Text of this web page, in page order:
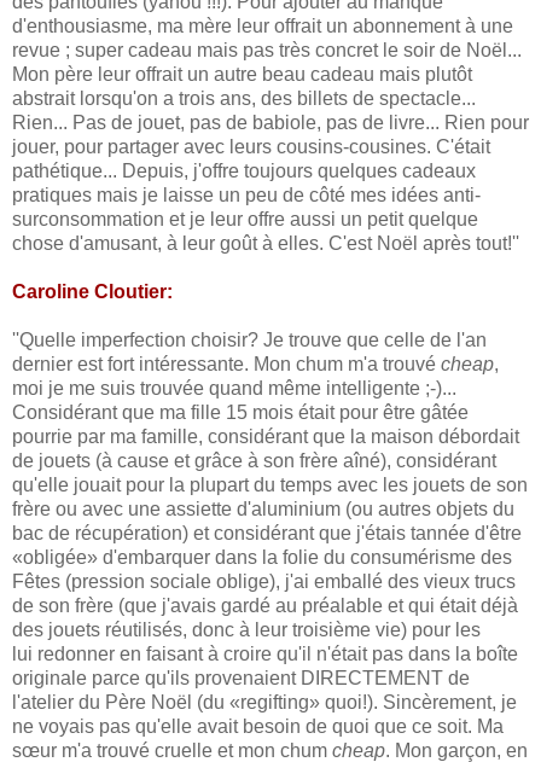
d'enthousiasme, ma mère leur offrait un abonnement à une
revue ; super cadeau mais pas très concret le soir de Noël...
Mon père leur offrait un autre beau cadeau mais plutôt
abstrait lorsqu'on a trois ans, des billets de spectacle...
Rien... Pas de jouet, pas de babiole, pas de livre... Rien pour
jouer, pour partager avec leurs cousins-cousines. C'était
pathétique... Depuis, j'offre toujours quelques cadeaux
pratiques mais je laisse un peu de côté mes idées anti-
surconsommation et je leur offre aussi un petit quelque
chose d'amusant, à leur goût à elles. C'est Noël après tout!''
Caroline Cloutier:
''Quelle imperfection choisir? Je trouve que celle de l'an
dernier est fort intéressante. Mon chum m'a trouvé cheap,
moi je me suis trouvée quand même intelligente ;-)...
Considérant que ma fille 15 mois était pour être gâtée
pourrie par ma famille, considérant que la maison débordait
de jouets (à cause et grâce à son frère aîné), considérant
qu'elle jouait pour la plupart du temps avec les jouets de son
frère ou avec une assiette d'aluminium (ou autres objets du
bac de récupération) et considérant que j'étais tannée d'être
«obligée» d'embarquer dans la folie du consumérisme des
Fêtes (pression sociale oblige), j'ai emballé des vieux trucs
de son frère (que j'avais gardé au préalable et qui était déjà
des jouets réutilisés, donc à leur troisième vie) pour les
lui redonner en faisant à croire qu'il n'était pas dans la boîte
originale parce qu'ils provenaient DIRECTEMENT de
l'atelier du Père Noël (du «regifting» quoi!). Sincèrement, je
ne voyais pas qu'elle avait besoin de quoi que ce soit. Ma
sœur m'a trouvé cruelle et mon chum cheap. Mon garçon, en